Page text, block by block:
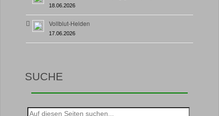
18.06.2026
Vollblut-Helden
17.06.2026
SUCHE
Suche